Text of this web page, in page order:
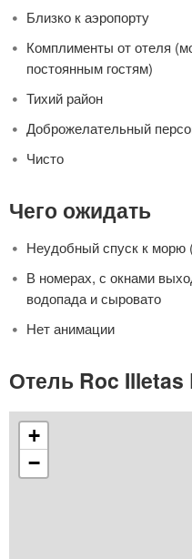
Близко к аэропорту
Комплименты от отеля
постоянным гостям)
Тихий район
Доброжелательный
Чисто
Чего ожидать
Неудобный спуск к морю
В номерах, с окнами
водопада и сыровато
Нет анимации
Отель Roc Illetas
+
−